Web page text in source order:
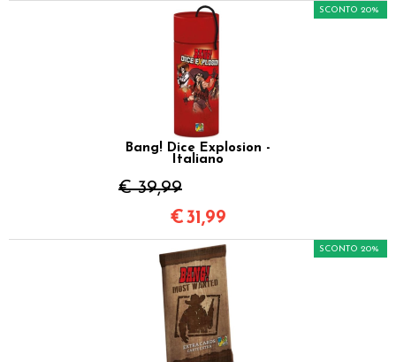
Bang! Dice Explosion -
Italiano
€ 39,99
SCONTO 20%
€31,99
SCONTO 20%